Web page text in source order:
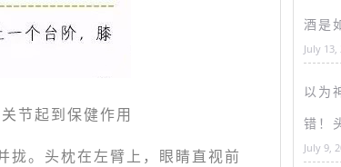
节起到保健作用
拢。头枕在左臂上，眼睛直视前
酒是
July 13,
以为
错！
July 9,